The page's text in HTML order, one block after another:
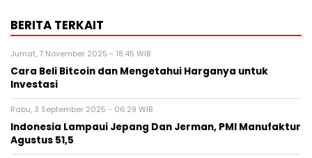
BERITA TERKAIT
Jumat, 7 November 2025 - 18:45 WIB
Cara Beli Bitcoin dan Mengetahui Harganya untuk
Investasi
Rabu, 3 September 2025 - 06:29 WIB
Indonesia Lampaui Jepang Dan Jerman, PMI Manufaktur
Agustus 51,5